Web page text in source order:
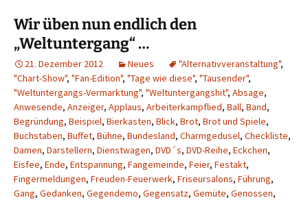
Wir üben nun endlich den
„Weltuntergang“ …
21. Dezember 2012 Neues "Alternativveranstaltung",
"Chart-Show", "Fan-Edition", "Tage wie diese", "Tausender",
"Weltuntergangs-Vermarktung", "Weltuntergangshit", Absage,
Anwesende, Anzeiger, Applaus, Arbeiterkampflied, Ball, Band,
Begründung, Beispiel, Bierkasten, Blick, Brot, Brot und Spiele,
Buchstaben, Buffet, Bühne, Bundesland, Charmgedusel, Checkliste,
Damen, Darstellern, Dienstwagen, DVD´s, DVD-Reihe, Eckchen,
Eisfee, Ende, Entspannung, Fangemeinde, Feier, Festakt,
Fingermeldungen, Freuden-Feuerwerk, Friseursalons, Führung,
Gang, Gedanken, Gegendemo, Gegensatz, Gemüte, Genossen,